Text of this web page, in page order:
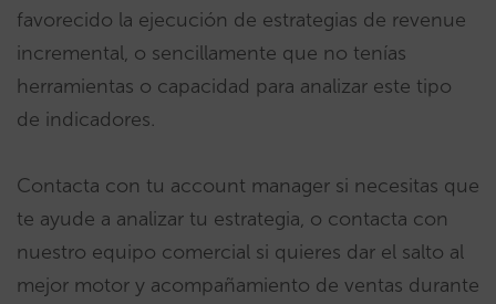
favorecido la ejecución de estrategias de revenue
incremental, o sencillamente que no tenías
herramientas o capacidad para analizar este tipo
de indicadores.
Contacta con tu account manager si necesitas que
te ayude a analizar tu estrategia, o contacta con
nuestro equipo comercial si quieres dar el salto al
mejor motor y acompañamiento de ventas durante